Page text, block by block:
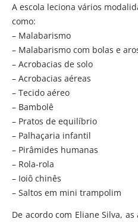
A escola leciona vários
como:
– Malabarismo
– Malabarismo com bolas e
– Acrobacias de solo
– Acrobacias aéreas
– Tecido aéreo
– Bambolê
– Pratos de equilíbrio
– Palhaçaria infantil
– Pirâmides humanas
– Rola-rola
– Ioiô chinês
– Saltos em mini trampolim
De acordo com Eliane Silva,